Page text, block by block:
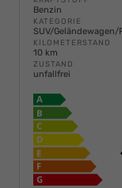
Benzin
KATEGORIE
SUV/Geländewagen/
KILOMETERSTAND
10 km
ZUSTAND
unfallfrei